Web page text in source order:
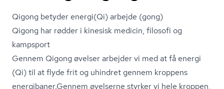
Qigong betyder energi(Qi) arbejde (gong)
Qigong har rødder i kinesisk medicin, filosofi og
kampsport
Gennem Qigong øvelser arbejder vi med at få energi
(Qi) til at flyde frit og uhindret gennem kroppens
energibaner.Gennem øvelserne styrker vi hele kroppen,